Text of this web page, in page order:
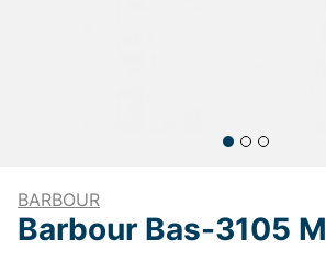
BARBOUR
Barbour Bas-3105 M